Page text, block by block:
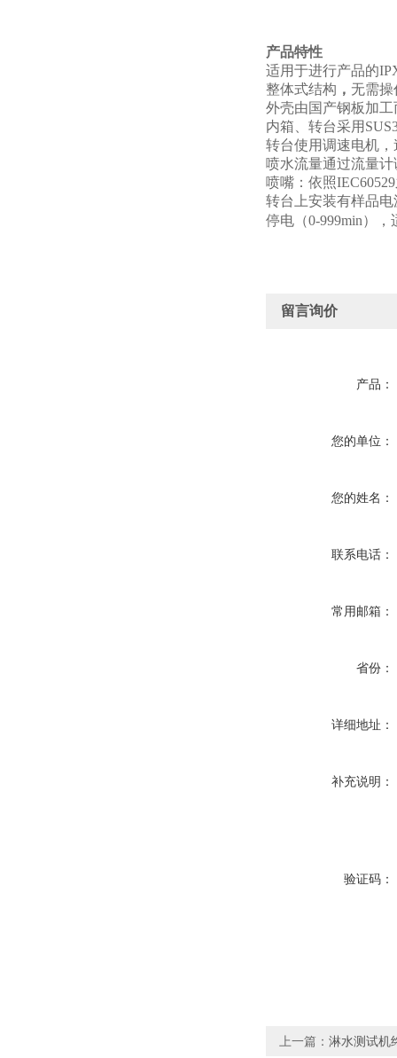
产品特性
适用于进行产品的
整体式结构 ， 无需
外壳由国产钢板加
内箱、转台采用
转台使用调速电机
喷水流量通过流量
喷嘴：依照
转台上安装有样品
停电（0-999min）
留言询价
产品：
您的单位：
您的姓名：
联系电话：
常用邮箱：
省份：
详细地址：
补充说明：
验证码：
上一篇： 淋水测试机